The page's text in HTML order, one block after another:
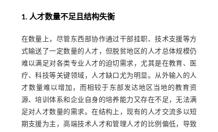
1. 人才数量不足且结构失衡
在数量上，尽管东西部协作通过干部挂职、技术支援等方
式输送了一定数量的人才，但脱贫地区的人才总体规模仍
难以满足对各类专业人才的迫切需求，尤其是在教育、医
疗、科技等关键领域，人才缺口尤为明显。从外输入的人
才数量难以增加，而相较于东部发达地区当地的教育资
源、培训体系和企业自身的培养能力又存在不足，无法满
足对人才数量的需求。在结构上，现有的人才交流多以短
期支援为主，高端技术人才和管理人才的比例偏低，导致